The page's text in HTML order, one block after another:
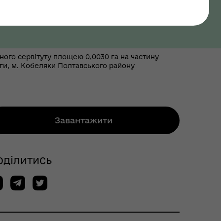
сервітуту площею 0,0030 га на частину
м. Кобеляки Полтавського району
Завантажити